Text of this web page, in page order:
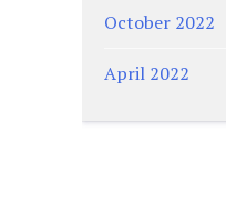
October 2022
April 2022